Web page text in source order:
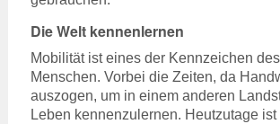
Die Welt kennenlernen
Mobilität ist eines der Kennzeichen
Menschen. Vorbei die Zeiten, da
auszogen, um in einem anderen
Leben kennenzulernen. Heutzutage